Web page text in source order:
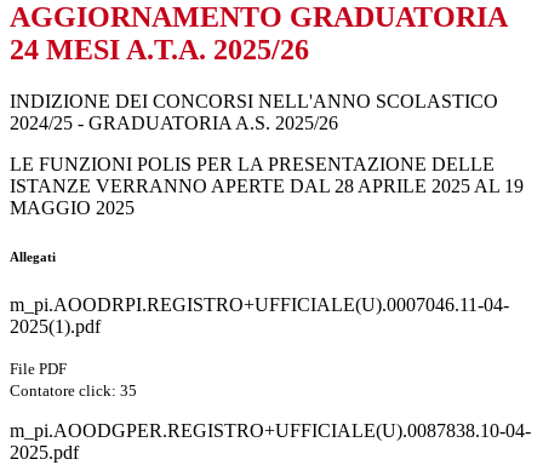
AGGIORNAMENTO GRADUATORIA
24 MESI A.T.A. 2025/26
INDIZIONE DEI CONCORSI NELL'ANNO SCOLASTICO
2024/25 - GRADUATORIA A.S. 2025/26
LE FUNZIONI POLIS PER LA PRESENTAZIONE DELLE
ISTANZE VERRANNO APERTE DAL 28 APRILE 2025 AL 19
MAGGIO 2025
Allegati
m_pi.AOODRPI.REGISTRO+UFFICIALE(U).0007046.11-04-
2025(1).pdf
File PDF
Contatore click: 35
m_pi.AOODGPER.REGISTRO+UFFICIALE(U).0087838.10-04-
2025.pdf